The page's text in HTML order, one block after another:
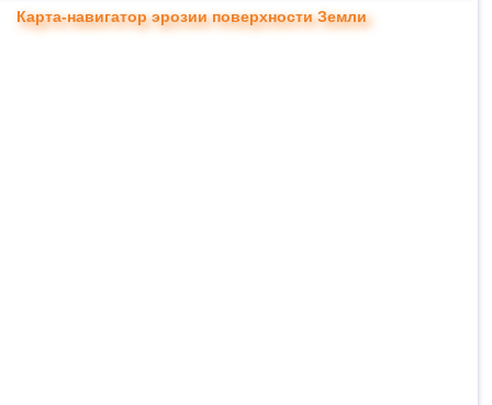
Карта-навигатор эрозии поверхности Земли